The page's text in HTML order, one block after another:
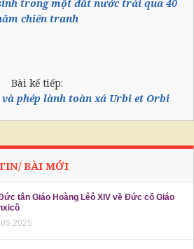
trong một đất nước trải qua 40
chiến tranh
Bài kế tiếp:
và phép lành toàn xá Urbi et Orbi
BÀI MỚI
tân Giáo Hoàng Lêô XIV về Đức cố Giáo